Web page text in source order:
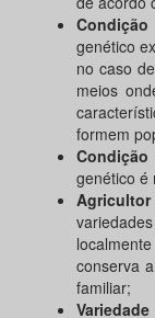
genético
no caso
meios
formem
genético é
conserva
familiar;